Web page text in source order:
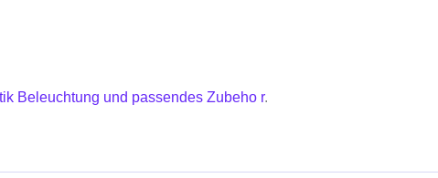
Beleuchtung und passendes Zubeho r.